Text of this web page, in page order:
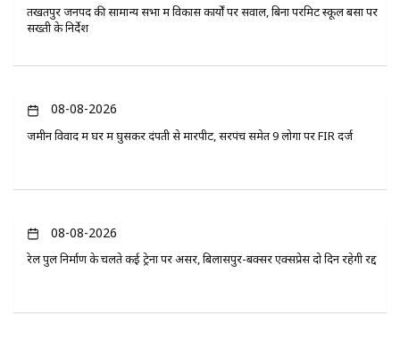
तखतपुर जनपद की सामान्य सभा में विकास कार्यों पर सवाल, बिना परमिट स्कूल बसों पर
सख्ती के निर्देश
08-08-2026
जमीन विवाद में घर में घुसकर दंपती से मारपीट, सरपंच समेत 9 लोगों पर FIR दर्ज
08-08-2026
रेल पुल निर्माण के चलते कई ट्रेनों पर असर, बिलासपुर-बक्सर एक्सप्रेस दो दिन रहेगी रद्द